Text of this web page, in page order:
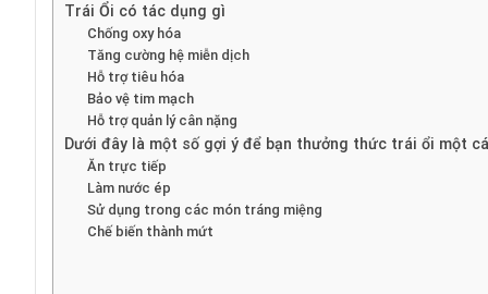
Trái Ổi có tác dụng gì
Chống oxy hóa
Tăng cường hệ miễn dịch
Hỗ trợ tiêu hóa
Bảo vệ tim mạch
Hỗ trợ quản lý cân nặng
Dưới đây là một số gợi ý để bạn thưởng thức trái ổi một
Ăn trực tiếp
Làm nước ép
Sử dụng trong các món tráng miệng
Chế biến thành mứt